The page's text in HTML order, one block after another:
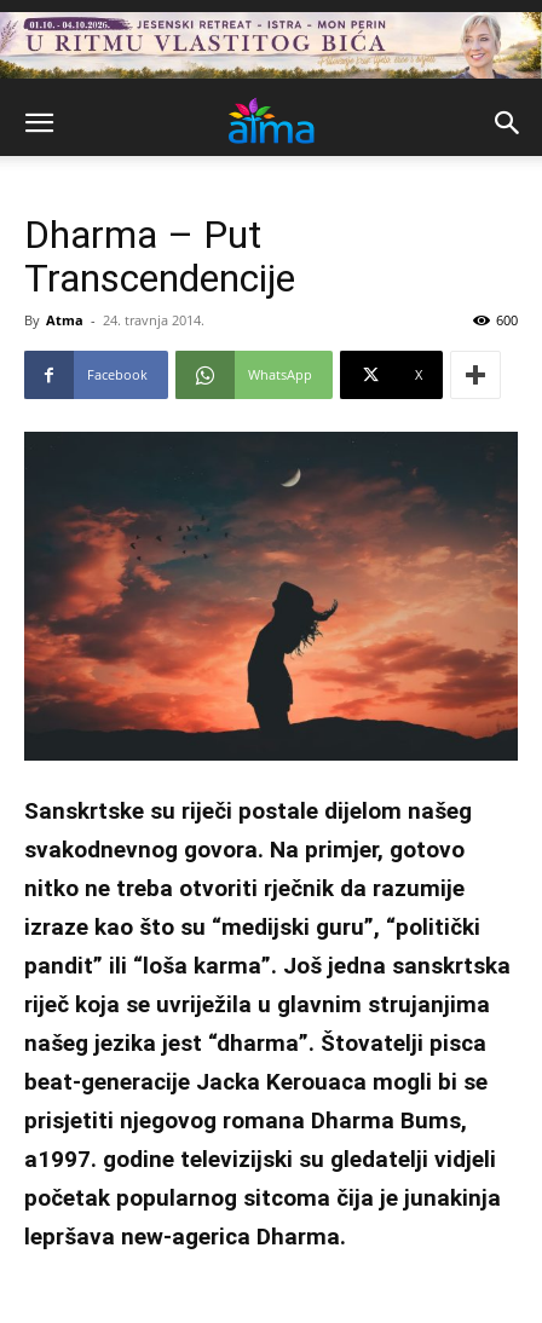
Dharma – Put
Transcendencije
By Atma - 24. travnja 2014. 600
Facebook WhatsApp X
Sanskrtske su riječi postale dijelom našeg
svakodnevnog govora. Na primjer, gotovo
nitko ne treba otvoriti rječnik da razumije
izraze kao što su “medijski guru”, “politički
pandit” ili “loša karma”. Još jedna sanskrtska
riječ koja se uvriježila u glavnim strujanjima
našeg jezika jest “dharma”. Štovatelji pisca
beat-generacije Jacka Kerouaca mogli bi se
prisjetiti njegovog romana Dharma Bums,
a1997. godine televizijski su gledatelji vidjeli
početak popularnog sitcoma čija je junakinja
lepršava new-agerica Dharma.